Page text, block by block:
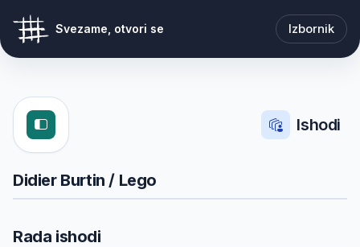
Svezame, otvori se Izbornik
Ishodi
Didier Burtin / Lego
Rada ishodi